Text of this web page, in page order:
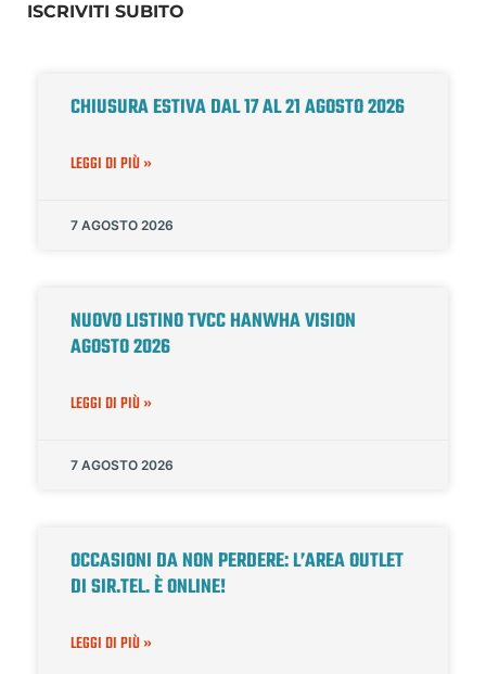
ISCRIVITI SUBITO
CHIUSURA ESTIVA DAL 17 AL 21 AGOSTO 2026
LEGGI DI PIÙ »
7 AGOSTO 2026
NUOVO LISTINO TVCC HANWHA VISION
AGOSTO 2026
LEGGI DI PIÙ »
7 AGOSTO 2026
OCCASIONI DA NON PERDERE: L’AREA OUTLET
DI SIR.TEL. È ONLINE!
LEGGI DI PIÙ »